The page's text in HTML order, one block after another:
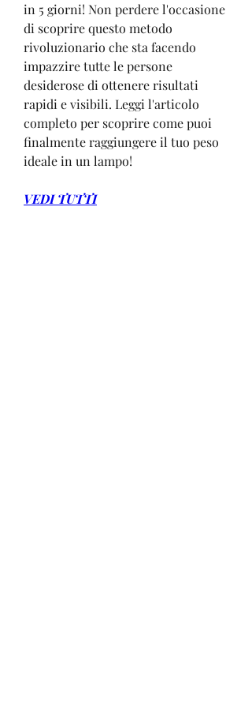
in 5 giorni! Non perdere l'occasione
di scoprire questo metodo
rivoluzionario che sta facendo
impazzire tutte le persone
desiderose di ottenere risultati
rapidi e visibili. Leggi l'articolo
completo per scoprire come puoi
finalmente raggiungere il tuo peso
ideale in un lampo!
VEDI TUTTI